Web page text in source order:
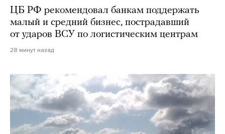
ЦБ РФ рекомендовал банкам поддержать
малый и средний бизнес, пострадавший
от ударов ВСУ по логистическим центрам
28 минут назад